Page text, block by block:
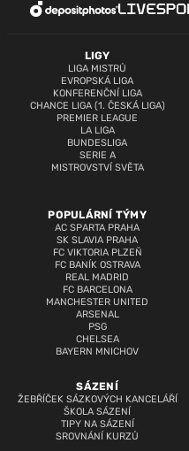
LIGY
LIGA MISTRŮ
EVROPSKÁ LIGA
KONFERENČNÍ LIGA
CHANCE LIGA (1. ČESKÁ LIGA)
PREMIER LEAGUE
LA LIGA
BUNDESLIGA
SERIE A
MISTROVSTVÍ SVĚTA
POPULÁRNÍ TÝMY
AC SPARTA PRAHA
SK SLAVIA PRAHA
FC VIKTORIA PLZEŇ
FC BANÍK OSTRAVA
REAL MADRID
FC BARCELONA
MANCHESTER UNITED
ARSENAL
PSG
CHELSEA
BAYERN MNICHOV
SÁZENÍ
ŽEBŘÍČEK SÁZKOVÝCH KANCELÁŘÍ
ŠKOLA SÁZENÍ
TIPY NA SÁZENÍ
SROVNÁNÍ KURZŮ